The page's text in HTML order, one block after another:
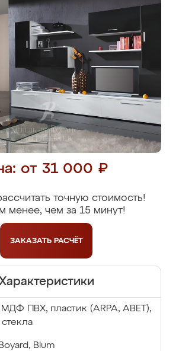
от 31 000 ₽
точную стоимость!
менее, чем за 15 минут!
ЗАКАЗАТЬ РАСЧЁТ
ПВХ, пластик (ARPA, ABET),
Boyard, Blum